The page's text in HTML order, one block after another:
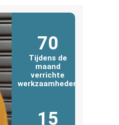
70
Tijdens de
maand
verrichte
werkzaamheden
15